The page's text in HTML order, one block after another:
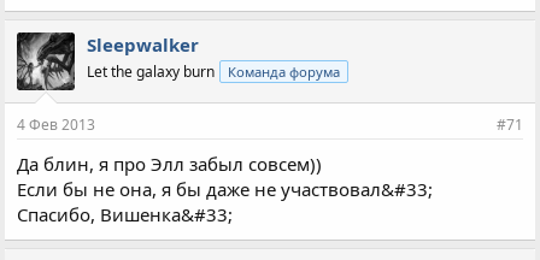
Sleepwalker
Let the galaxy burn Команда форума
4 Фев 2013 #71
Да блин, я про Элл забыл совсем))
Если бы не она, я бы даже не участвовал&#33;
Спасибо, Вишенка&#33;